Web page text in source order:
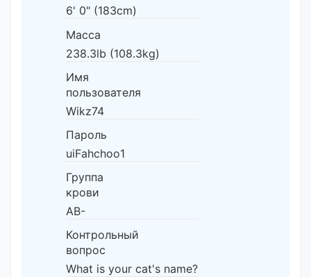
6' 0" (183cm)
Масса
238.3lb (108.3kg)
Имя
пользователя
Wikz74
Пароль
uiFahchoo1
Группа
крови
AB-
Контрольный
вопрос
What is your cat's name?